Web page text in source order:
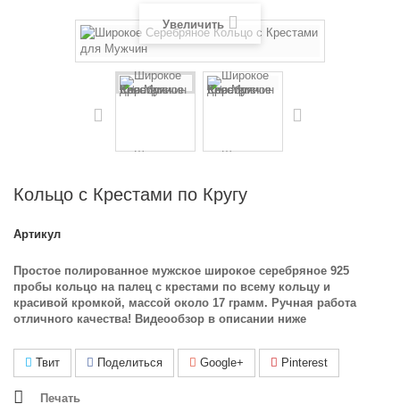
Увеличить
Кольцо с Крестами по Кругу
Артикул
Простое полированное мужское широкое серебряное 925
пробы кольцо на палец с крестами по всему кольцу и
красивой кромкой, массой около 17 грамм. Ручная работа
отличного качества! Видеообзор в описании ниже
Твит Поделиться Google+ Pinterest
Печать